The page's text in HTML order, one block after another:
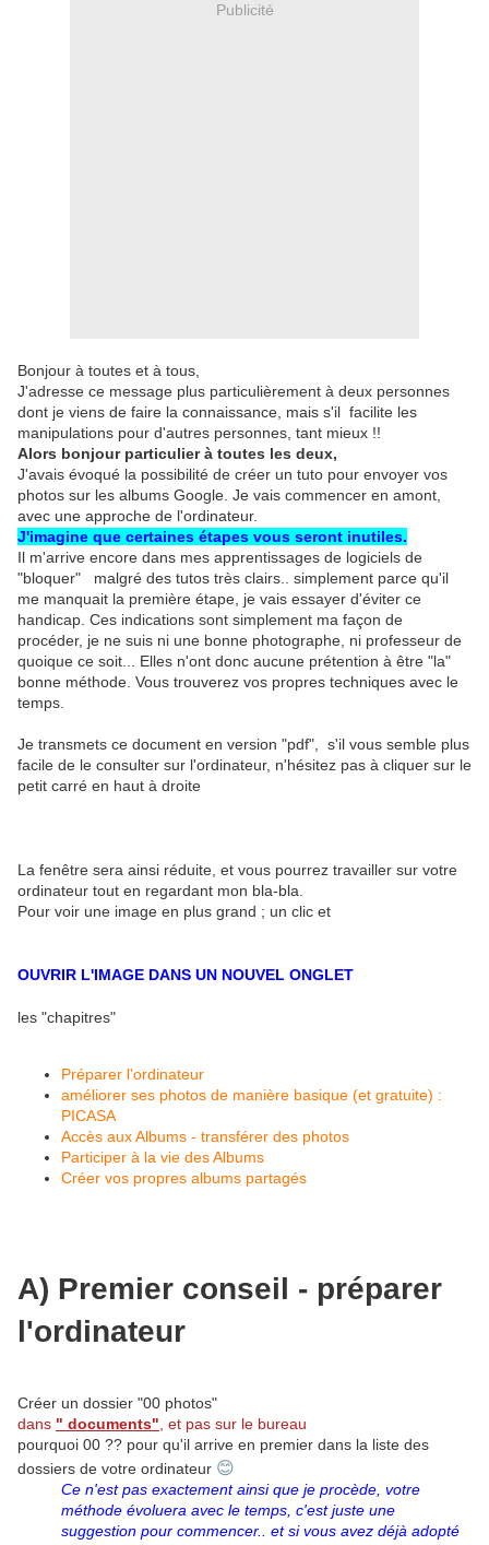
Publicité
Bonjour à toutes et à tous,
J'adresse ce message plus particulièrement à deux personnes
dont je viens de faire la connaissance, mais s'il facilite les
manipulations pour d'autres personnes, tant mieux !!
Alors bonjour particulier à toutes les deux,
J'avais évoqué la possibilité de créer un tuto pour envoyer vos
photos sur les albums Google. Je vais commencer en amont,
avec une approche de l'ordinateur.
J'imagine que certaines étapes vous seront inutiles.
Il m'arrive encore dans mes apprentissages de logiciels de
"bloquer" malgré des tutos très clairs.. simplement parce qu'il
me manquait la première étape, je vais essayer d'éviter ce
handicap. Ces indications sont simplement ma façon de
procéder, je ne suis ni une bonne photographe, ni professeur de
quoique ce soit... Elles n'ont donc aucune prétention à être "la"
bonne méthode. Vous trouverez vos propres techniques avec le
temps.
Je transmets ce document en version "pdf", s'il vous semble plus
facile de le consulter sur l'ordinateur, n'hésitez pas à cliquer sur le
petit carré en haut à droite
La fenêtre sera ainsi réduite, et vous pourrez travailler sur votre
ordinateur tout en regardant mon bla-bla.
Pour voir une image en plus grand ; un clic et
OUVRIR L'IMAGE DANS UN NOUVEL ONGLET
les "chapitres"
Préparer l'ordinateur
améliorer ses photos de manière basique (et gratuite) :
PICASA
Accès aux Albums - transférer des photos
Participer à la vie des Albums
Créer vos propres albums partagés
A) Premier conseil - préparer
l'ordinateur
Créer un dossier "00 photos"
dans " documents", et pas sur le bureau
pourquoi 00 ?? pour qu'il arrive en premier dans la liste des
dossiers de votre ordinateur 😊
Ce n'est pas exactement ainsi que je procède, votre
méthode évoluera avec le temps, c'est juste une
suggestion pour commencer.. et si vous avez déjà adopté